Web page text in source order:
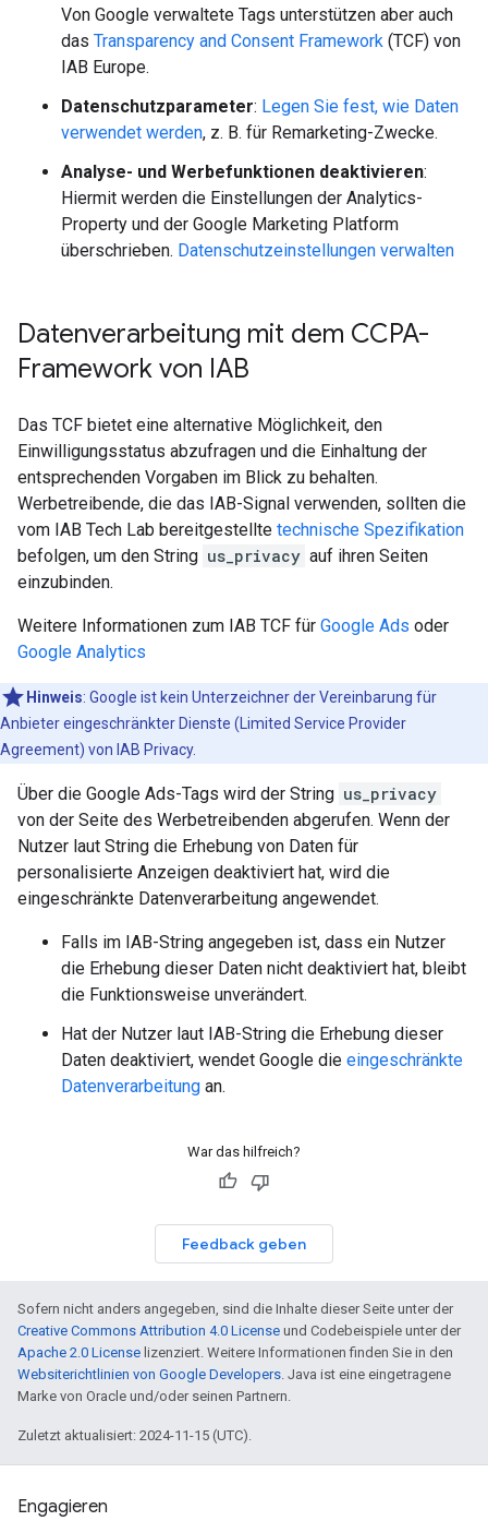
Von Google verwaltete Tags unterstützen aber auch
das Transparency and Consent Framework (TCF) von
IAB Europe.
Datenschutzparameter: Legen Sie fest, wie Daten
verwendet werden, z. B. für Remarketing-Zwecke.
Analyse- und Werbefunktionen deaktivieren:
Hiermit werden die Einstellungen der Analytics-
Property und der Google Marketing Platform
überschrieben. Datenschutzeinstellungen verwalten
Datenverarbeitung mit dem CCPA-
Framework von IAB
Das TCF bietet eine alternative Möglichkeit, den
Einwilligungsstatus abzufragen und die Einhaltung der
entsprechenden Vorgaben im Blick zu behalten.
Werbetreibende, die das IAB-Signal verwenden, sollten die
vom IAB Tech Lab bereitgestellte technische Spezifikation
befolgen, um den String us_privacy auf ihren Seiten
einzubinden.
Weitere Informationen zum IAB TCF für Google Ads oder
Google Analytics
Hinweis: Google ist kein Unterzeichner der Vereinbarung für
Anbieter eingeschränkter Dienste (Limited Service Provider
Agreement) von IAB Privacy.
Über die Google Ads-Tags wird der String us_privacy
von der Seite des Werbetreibenden abgerufen. Wenn der
Nutzer laut String die Erhebung von Daten für
personalisierte Anzeigen deaktiviert hat, wird die
eingeschränkte Datenverarbeitung angewendet.
Falls im IAB-String angegeben ist, dass ein Nutzer
die Erhebung dieser Daten nicht deaktiviert hat, bleibt
die Funktionsweise unverändert.
Hat der Nutzer laut IAB-String die Erhebung dieser
Daten deaktiviert, wendet Google die eingeschränkte
Datenverarbeitung an.
War das hilfreich?
Feedback geben
Sofern nicht anders angegeben, sind die Inhalte dieser Seite unter der
Creative Commons Attribution 4.0 License und Codebeispiele unter der
Apache 2.0 License lizenziert. Weitere Informationen finden Sie in den
Websiterichtlinien von Google Developers. Java ist eine eingetragene
Marke von Oracle und/oder seinen Partnern.
Zuletzt aktualisiert: 2024-11-15 (UTC).
Engagieren